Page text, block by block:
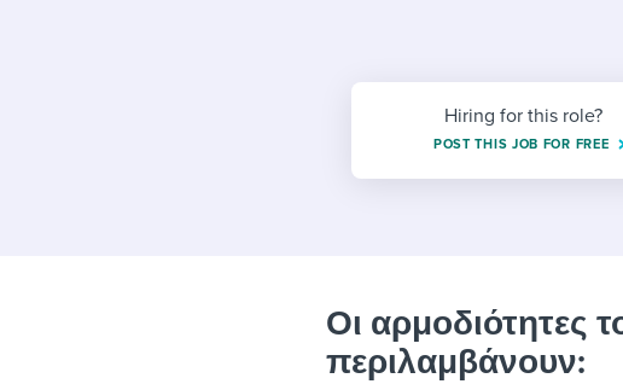
Hiring for this role?
POST THIS JOB FOR FREE
Οι
περιλαμβάνουν: